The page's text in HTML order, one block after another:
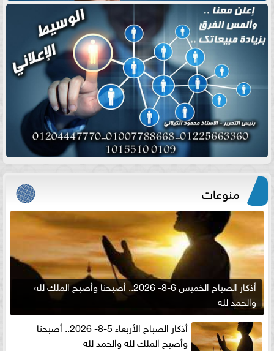
منوعات
أذكار الصباح الخميس 6-8- 2026.. أصبحنا وأصبح الملك لله
والحمد لله
أذكار الصباح الأربعاء 5-8- 2026.. أصبحنا
وأصبح الملك لله والحمد لله